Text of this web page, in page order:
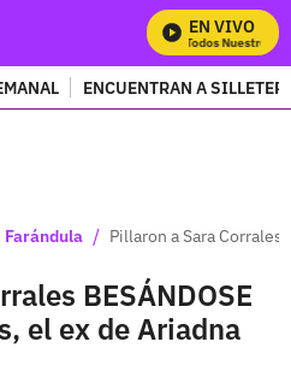
EN VIVO
Mira Todos Nuestros
ENCUENTRAN A
Farándula / Pillaron a Sara
BESÁNDOSE
el ex de Ariadna